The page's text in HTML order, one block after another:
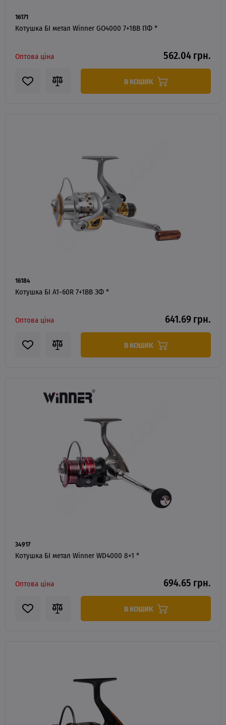
16171
Котушка БІ метал Winner GO4000 7+1BB ПФ *
Оптова ціна 562.04 грн.
В КОШИК
16184
Котушка БІ A1-60R 7+1BB ЗФ *
Оптова ціна 641.69 грн.
В КОШИК
34917
Котушка БІ метал Winner WD4000 8+1 *
Оптова ціна 694.65 грн.
В КОШИК